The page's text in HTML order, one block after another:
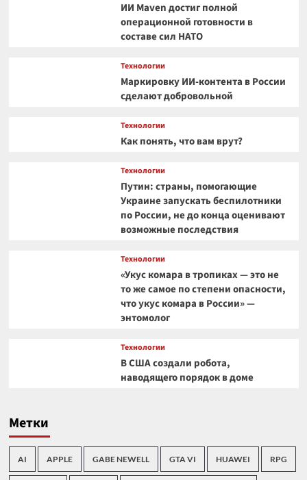
ИИ Maven достиг полной
операционной готовности в
составе сил НАТО
Технологии
Маркировку ИИ-контента в России
сделают добровольной
Технологии
Как понять, что вам врут?
Технологии
Путин: страны, помогающие
Украине запускать беспилотники
по России, не до конца оценивают
возможные последствия
Технологии
«Укус комара в тропиках — это не
то же самое по степени опасности,
что укус комара в России» —
энтомолог
Технологии
В США создали робота,
наводящего порядок в доме
Метки
AI APPLE GABE NEWELL GTA VI HUAWEI RPG